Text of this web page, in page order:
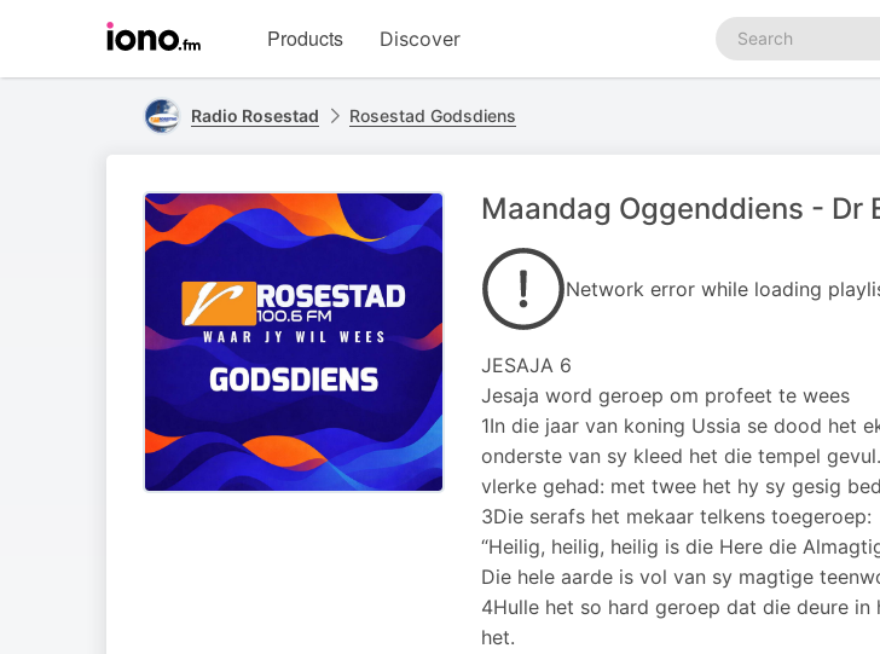
homepage
Products Discover
Search
podcasts
Radio Rosestad Rosestad Godsdiens
Maandag Oggenddiens - Dr
Network error while loading
JESAJA 6
Jesaja word geroep om profeet te wees
1In die jaar van koning Ussia se dood het
onderste van sy kleed het die tempel
vlerke gehad: met twee het hy sy gesig
3Die serafs het mekaar telkens toegeroep:
“Heilig, heilig, heilig is die Here die
Die hele aarde is vol van sy magtige
4Hulle het so hard geroep dat die deure
het.